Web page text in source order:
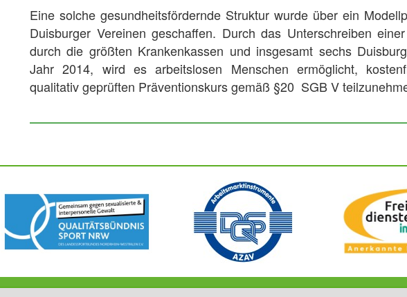
Eine solche gesundheitsfördernde Struktur wurde über ein
Duisburger Vereinen geschaffen. Durch das Unterschreiben
durch die größten Krankenkassen und insgesamt sechs
Jahr 2014, wird es arbeitslosen Menschen ermöglicht,
qualitativ geprüften Präventionskurs gemäß §20 SGB V